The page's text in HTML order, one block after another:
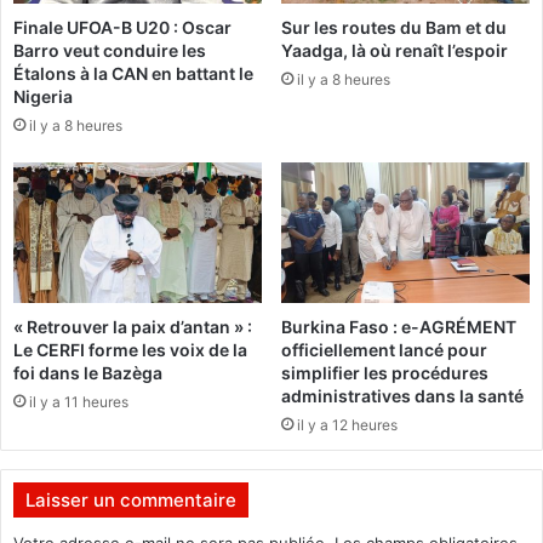
d
e
s
F
r
n
ç
a
i
s
e
t
d
e
s
r
p
g
r
a
t
i
o
»
:
D
e
j
e
u
n
B
u
r
Finale UFOA-B U20 : Oscar
Barro veut conduire les
Étalons à la CAN en battant le
Nigeria
il y a 8 heures
Sur les routes du Bam et du
Yaadga, là où renaît l’espoir
il y a 8 heures
« Retrouver la paix d’antan » :
Le CERFI forme les voix de la
foi dans le Bazèga
il y a 11 heures
Burkina Faso : e-AGRÉMENT
officiellement lancé pour
simplifier les procédures
administratives dans la santé
il y a 12 heures
Laisser un commentaire